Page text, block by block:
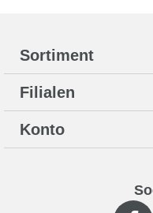
Sortiment
Filialen
Konto